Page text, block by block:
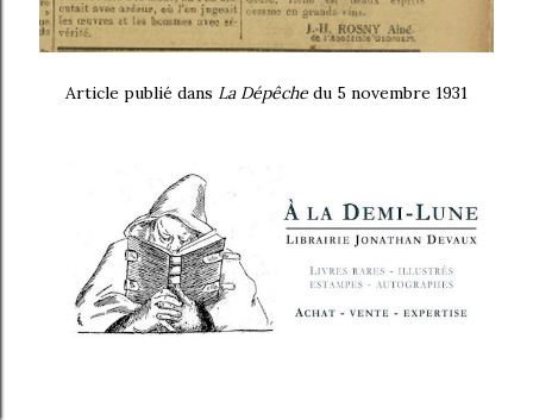
Article publié dans La Dépêche du 5 novembre 1931